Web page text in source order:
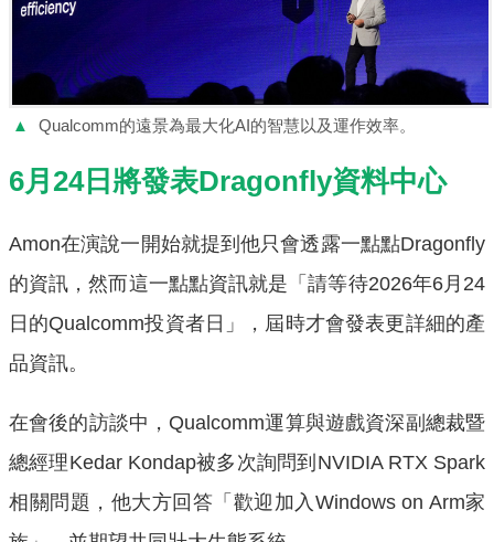
▲ Qualcomm的遠景為最大化AI的智慧以及運作效率。
6月24日將發表Dragonfly資料中心
Amon在演說一開始就提到他只會透露一點點Dragonfly
的資訊，然而這一點點資訊就是「請等待2026年6月24
日的Qualcomm投資者日」，屆時才會發表更詳細的產
品資訊。
在會後的訪談中，Qualcomm運算與遊戲資深副總裁暨
總經理Kedar Kondap被多次詢問到NVIDIA RTX Spark
相關問題，他大方回答「歡迎加入Windows on Arm家